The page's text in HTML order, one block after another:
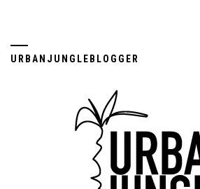
URBANJUNGLEBLOGGER